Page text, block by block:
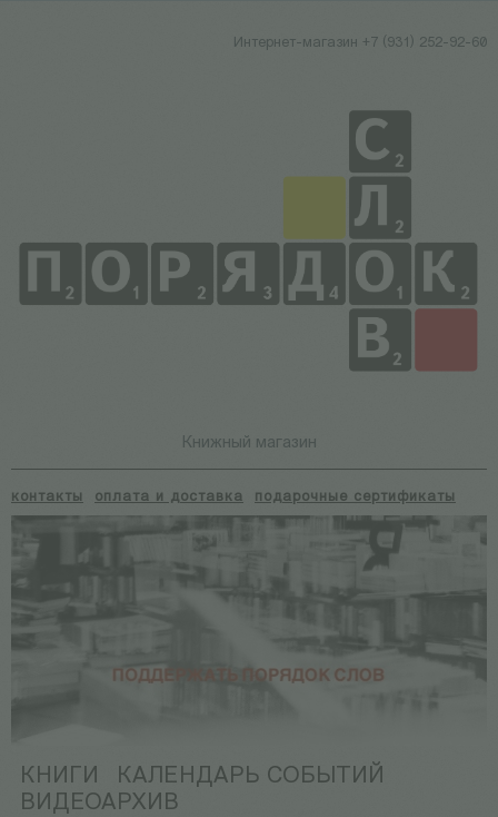
Интернет-магазин +7 (931) 252-92-60
Книжный магазин
контакты оплата и доставка подарочные сертификаты
КНИГИ
КАЛЕНДАРЬ СОБЫТИЙ
ВИДЕОАРХИВ